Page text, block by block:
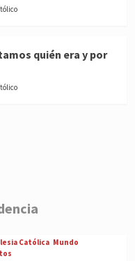
quién era y por
Católica Mundo